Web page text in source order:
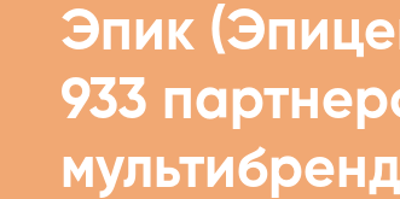
Эпик
933